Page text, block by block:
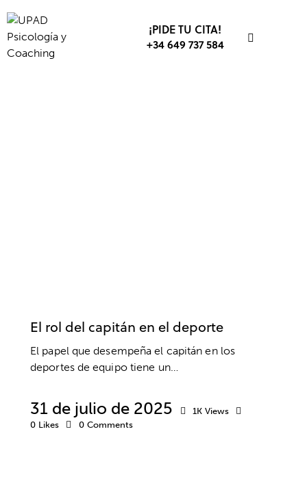
¡PIDE TU CITA!
+34 649 737 584
El rol del capitán en el deporte
El papel que desempeña el capitán en los
deportes de equipo tiene un…
31 de julio de 2025 1K Views
0 Likes 0 Comments